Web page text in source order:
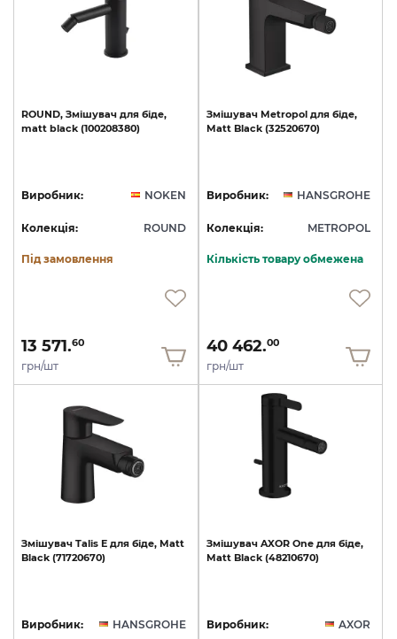
ROUND, Змішувач для біде,
matt black (100208380)
Виробник: NOKEN
Колекція: ROUND
Під замовлення
13 571.60
грн/шт
Змішувач Metropol для біде,
Matt Black (32520670)
Виробник: HANSGROHE
Колекція: METROPOL
Кількість товару обмежена
40 462.00
грн/шт
Змішувач Talis E для біде, Matt
Black (71720670)
Виробник: HANSGROHE
Змішувач AXOR One для біде,
Matt Black (48210670)
Виробник: AXOR